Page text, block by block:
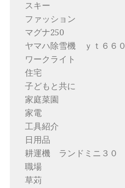
スキー
ファッション
マグナ250
ヤマハ除雪機 ｙｔ６６０
ワークライト
住宅
子どもと共に
家庭菜園
家電
工具紹介
日用品
耕運機 ランドミニ３０
職場
草苅